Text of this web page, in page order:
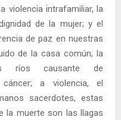
violencia intrafamiliar, la
de la mujer; y el
de paz en nuestras
de la casa común; la
ríos causante de
a violencia, el
sacerdotes, estas
la muerte son las llagas